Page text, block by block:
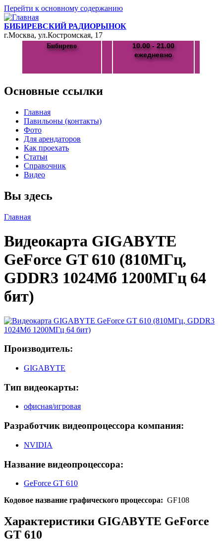
Перейти к основному содержанию
БИБИРЕВСКИЙ РАДИОРЫНОК
г.Москва, ул.Костромская, 17
Бибирево
10.00 - 21.00
ежедневно
Основные ссылки
Главная
Павильоны (контакты)
Фото
Для арендаторов
Как проехать
Статьи
Справочник
Видео
Вы здесь
Главная
Видеокарта GIGABYTE
GeForce GT 610 (810МГц,
GDDR3 1024Мб 1200МГц 64
бит)
Производитель:
GIGABYTE
Тип видеокарты:
офисная/игровая
Разработчик видеопроцессора компания:
NVIDIA
Название видеопроцессора:
GeForce GT 610
Кодовое название графического процессора: GF108
Характеристики GIGABYTE GeForce
GT 610